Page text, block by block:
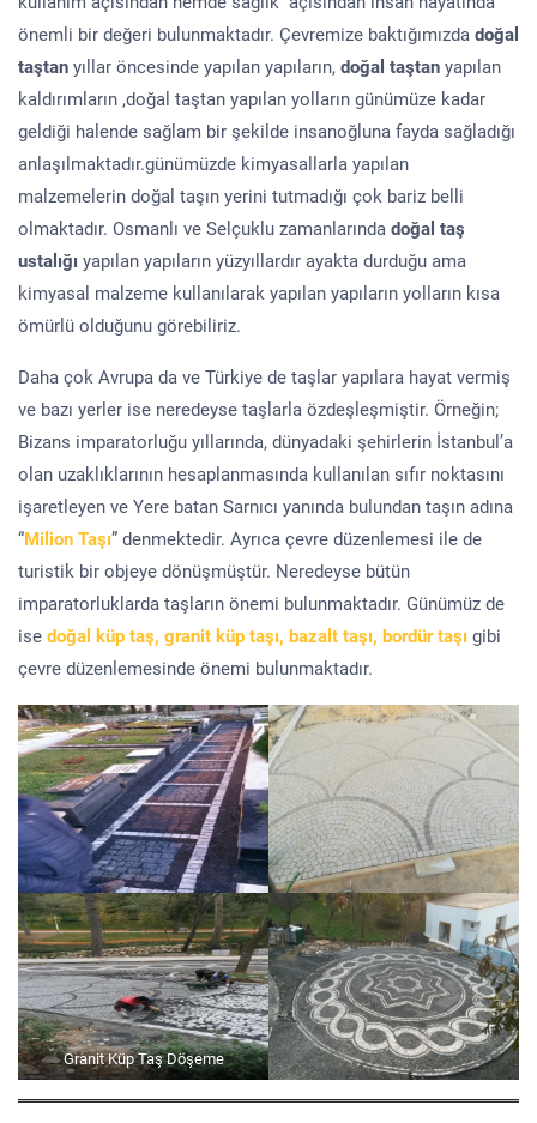
önemli bir değeri bulunmaktadır. Çevremize baktığımızda doğal
taştan yıllar öncesinde yapılan yapıların, doğal taştan yapılan
kaldırımların ,doğal taştan yapılan yolların günümüze kadar
geldiği halende sağlam bir şekilde insanoğluna fayda sağladığı
anlaşılmaktadır.günümüzde kimyasallarla yapılan
malzemelerin doğal taşın yerini tutmadığı çok bariz belli
olmaktadır. Osmanlı ve Selçuklu zamanlarında doğal taş
ustalığı yapılan yapıların yüzyıllardır ayakta durduğu ama
kimyasal malzeme kullanılarak yapılan yapıların yolların kısa
ömürlü olduğunu görebiliriz.
Daha çok Avrupa da ve Türkiye de taşlar yapılara hayat vermiş
ve bazı yerler ise neredeyse taşlarla özdeşleşmiştir. Örneğin;
Bizans imparatorluğu yıllarında, dünyadaki şehirlerin İstanbul’a
olan uzaklıklarının hesaplanmasında kullanılan sıfır noktasını
işaretleyen ve Yere batan Sarnıcı yanında bulundan taşın adına
“Milion Taşı” denmektedir. Ayrıca çevre düzenlemesi ile de
turistik bir objeye dönüşmüştür. Neredeyse bütün
imparatorluklarda taşların önemi bulunmaktadır. Günümüz de
ise doğal küp taş, granit küp taşı, bazalt taşı, bordür taşı gibi
çevre düzenlemesinde önemi bulunmaktadır.
Granit Küp Taş Döşeme